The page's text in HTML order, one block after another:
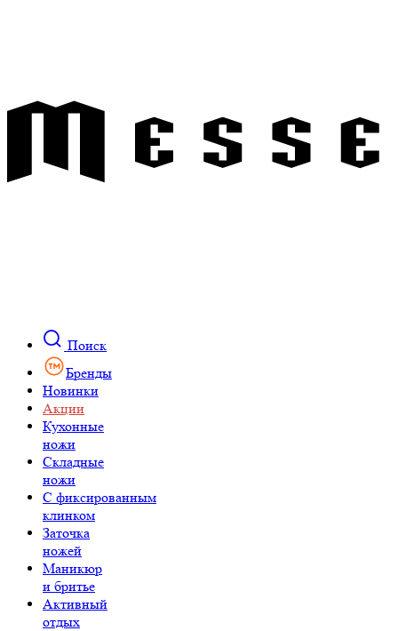
Поиск
Бренды
Новинки
Акции
Кухонные
ножи
Складные
ножи
C фиксированным
клинком
Заточка
ножей
Маникюр
и бритье
Активный
отдых